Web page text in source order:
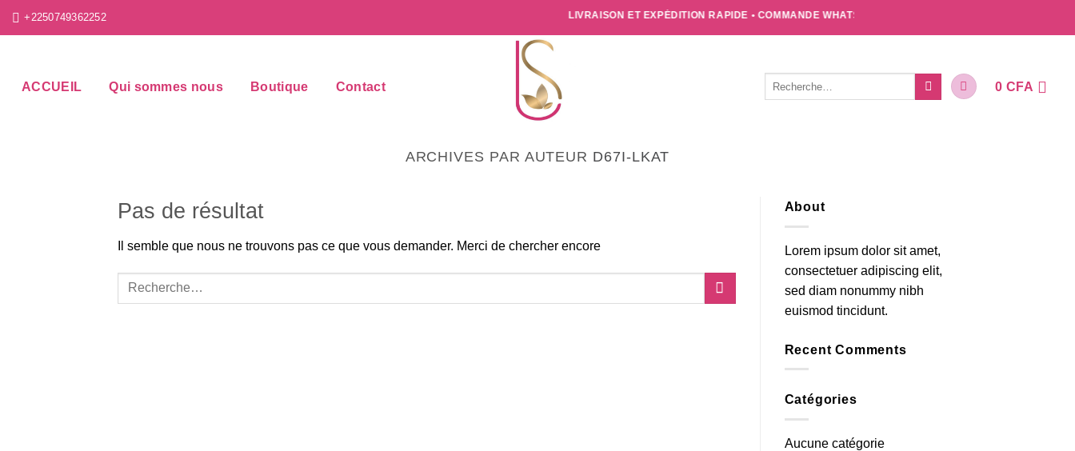
+2250749362252 LIVRAISON ET EXPÉDITION RAPIDE • COMMANDE WHATSAPP : +2250749362252 • VOTRE BIEN-ÊTRE
ACCUEIL Qui sommes nous Boutique Contact 0CFA
ARCHIVES PAR AUTEUR D67I-LKAT
Pas de résultat
Il semble que nous ne trouvons pas ce que vous demander. Merci de chercher encore
About
Lorem ipsum dolor sit amet,
consectetuer adipiscing elit,
sed diam nonummy nibh
euismod tincidunt.
Recent Comments
Catégories
Aucune catégorie